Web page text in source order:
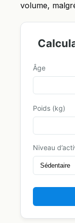
volume,
Âge
Poids (kg)
Niveau